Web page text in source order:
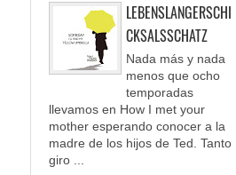
LEBENSLANGERSCHI
CKSALSSCHATZ
Nada más y nada
menos que ocho
temporadas
llevamos en How I met your
mother esperando conocer a la
madre de los hijos de Ted. Tanto
giro ...